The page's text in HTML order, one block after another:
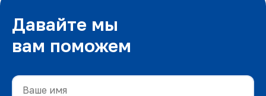
Давайте мы
вам поможем